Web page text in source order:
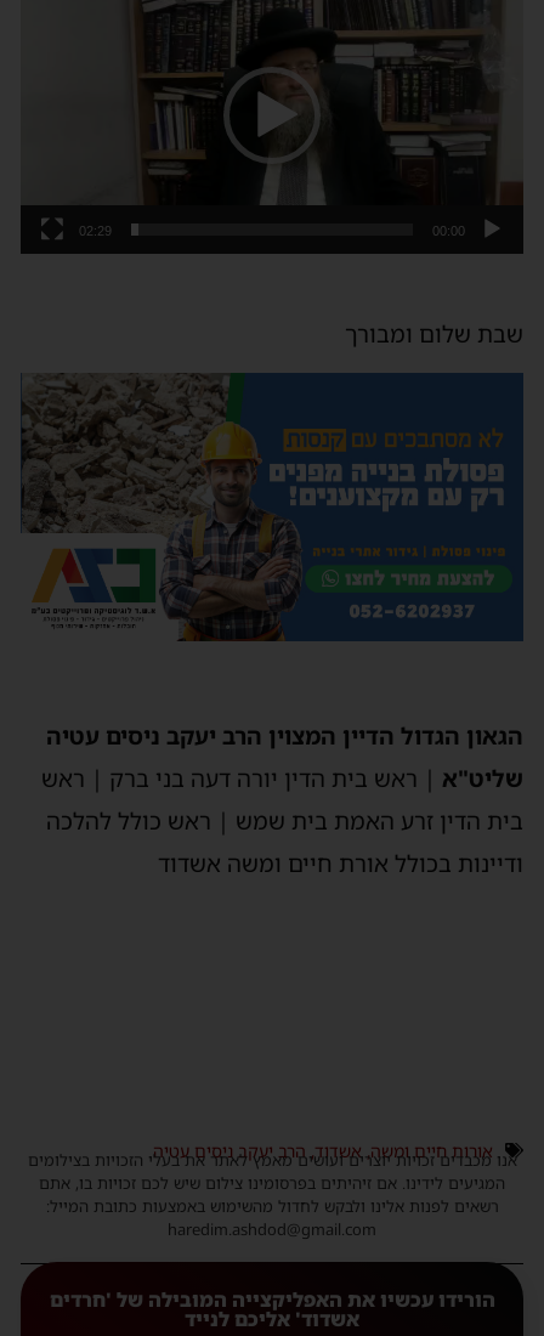
וידאו
00:00
02:29
שבת שלום ומבורך
הגאון הגדול הדיין המצוין הרב יעקב ניסים עטיה
שליט"א | ראש בית הדין יורה דעה בני ברק | ראש
בית הדין זרע האמת בית שמש | ראש כולל להלכה
ודיינות בכולל אורת חיים ומשה אשדוד
אורות חיים ומשה, אשדוד, הרב יעקב ניסים עטיה
אנו מכבדים זכויות יוצרים ועושים מאמץ לאתר את בעלי הזכויות בצילומים
המגיעים לידינו. אם זיהיתים בפרסומינו צילום שיש לכם זכויות בו, אתם
רשאים לפנות אלינו ולבקש לחדול מהשימוש באמצעות כתובת המייל:
haredim.ashdod@gmail.com
הורידו עכשיו את האפליקצייה המובילה של 'חרדים
אשדוד' אליכם לנייד